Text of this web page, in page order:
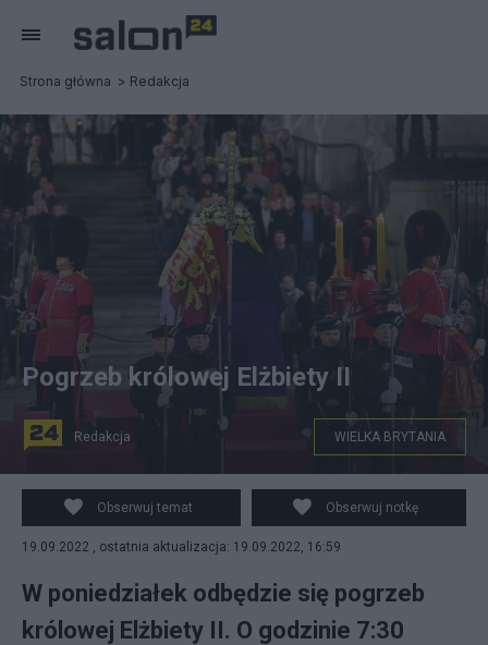
Strona główna Redakcja
W poniedziałek odbędzie się pogrzeb królowej Elżbiety
II. (fot. PAP/EPA)
Pogrzeb królowej Elżbiety II
Redakcja WIELKA BRYTANIA
Obserwuj temat Obserwuj notkę
19.09.2022 , ostatnia aktualizacja: 19.09.2022, 16:59
W poniedziałek odbędzie się pogrzeb
królowej Elżbiety II. O godzinie 7:30